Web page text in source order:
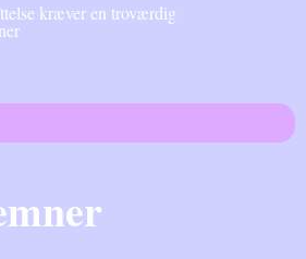
kræver en troværdig